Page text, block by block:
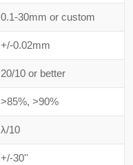
0.1-30mm or custom
+/-0.02mm
20/10 or better
>85%, >90%
λ/10
+/-30''